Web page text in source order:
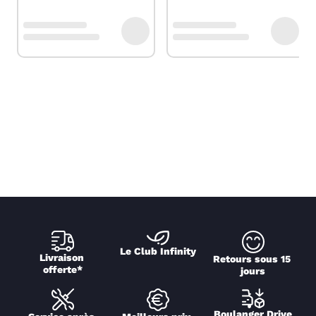
Livraison
offerte*
Le Club Infinity
Retours sous 15
jours